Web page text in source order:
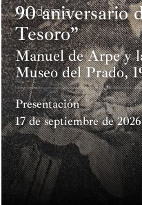
Academia
90 aniversario
Tesoro”
Manuel de Arpe y
Museo del Prado,
Presentación
17 de septiembre de 2026